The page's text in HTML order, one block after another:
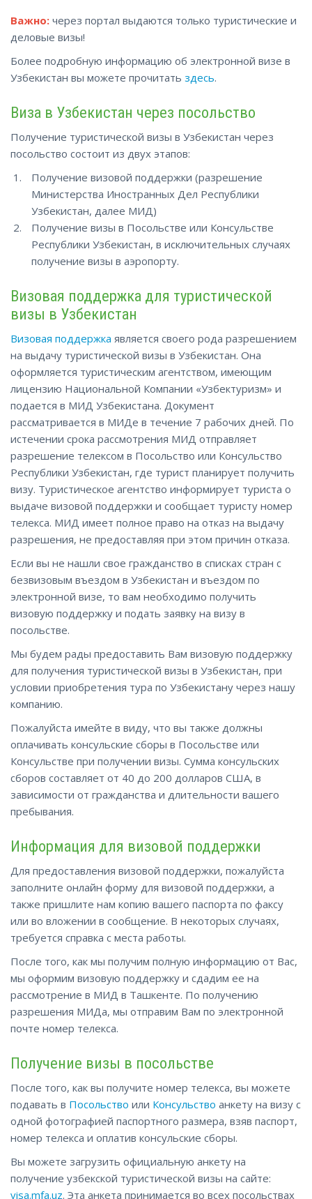
Важно: через портал выдаются только туристические и
деловые визы!
Более подробную информацию об электронной визе в
Узбекистан вы можете прочитать здесь.
Виза в Узбекистан через посольство
Получение туристической визы в Узбекистан через
посольство состоит из двух этапов:
Получение визовой поддержки (разрешение
Министерства Иностранных Дел Республики
Узбекистан, далее МИД)
Получение визы в Посольстве или Консульстве
Республики Узбекистан, в исключительных случаях
получение визы в аэропорту.
Визовая поддержка для туристической
визы в Узбекистан
Визовая поддержка является своего рода разрешением
на выдачу туристической визы в Узбекистан. Она
оформляется туристическим агентством, имеющим
лицензию Национальной Компании «Узбектуризм» и
подается в МИД Узбекистана. Документ
рассматривается в МИДе в течение 7 рабочих дней. По
истечении срока рассмотрения МИД отправляет
разрешение телексом в Посольство или Консульство
Республики Узбекистан, где турист планирует получить
визу. Туристическое агентство информирует туриста о
выдаче визовой поддержки и сообщает туристу номер
телекса. МИД имеет полное право на отказ на выдачу
разрешения, не предоставляя при этом причин отказа.
Если вы не нашли свое гражданство в списках стран с
безвизовым въездом в Узбекистан и въездом по
электронной визе, то вам необходимо получить
визовую поддержку и подать заявку на визу в
посольстве.
Мы будем рады предоставить Вам визовую поддержку
для получения туристической визы в Узбекистан, при
условии приобретения тура по Узбекистану через нашу
компанию.
Пожалуйста имейте в виду, что вы также должны
оплачивать консульские сборы в Посольстве или
Консульстве при получении визы. Сумма консульских
сборов составляет от 40 до 200 долларов США, в
зависимости от гражданства и длительности вашего
пребывания.
Информация для визовой поддержки
Для предоставления визовой поддержки, пожалуйста
заполните онлайн форму для визовой поддержки, а
также пришлите нам копию вашего паспорта по факсу
или во вложении в сообщение. В некоторых случаях,
требуется справка с места работы.
После того, как мы получим полную информацию от Вас,
мы оформим визовую поддержку и сдадим ее на
рассмотрение в МИД в Ташкенте. По получению
разрешения МИДа, мы отправим Вам по электронной
почте номер телекса.
Получение визы в посольстве
После того, как вы получите номер телекса, вы можете
подавать в Посольство или Консульство анкету на визу с
одной фотографией паспортного размера, взяв паспорт,
номер телекса и оплатив консульские сборы.
Вы можете загрузить официальную анкету на
получение узбекской туристической визы на сайте:
visa.mfa.uz. Эта анкета принимается во всех посольствах